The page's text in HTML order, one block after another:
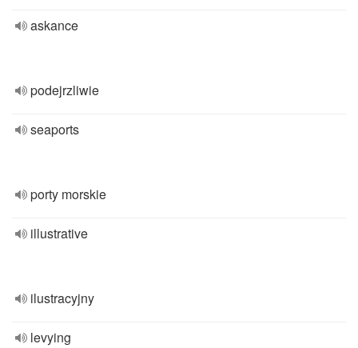
askance
podejrzliwie
seaports
porty morskie
illustrative
ilustracyjny
levying